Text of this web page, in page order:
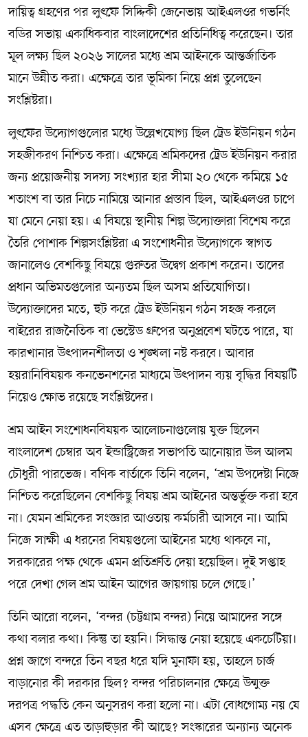
দায়িত্ব গ্রহণের পর লুৎফে সিদ্দিকী জেনেভায় আইএলওর গভর্নিং
বডির সভায় একাধিকবার বাংলাদেশের প্রতিনিধিত্ব করেছেন। তার
মূল লক্ষ্য ছিল ২০২৬ সালের মধ্যে শ্রম আইনকে আন্তর্জাতিক
মানে উন্নীত করা। এক্ষেত্রে তার ভূমিকা নিয়ে প্রশ্ন তুলেছেন
সংশ্লিষ্টরা।
লুৎফের উদ্যোগগুলোর মধ্যে উল্লেখযোগ্য ছিল ট্রেড ইউনিয়ন গঠন
সহজীকরণ নিশ্চিত করা। এক্ষেত্রে শ্রমিকদের ট্রেড ইউনিয়ন করার
জন্য প্রয়োজনীয় সদস্য সংখ্যার হার সীমা ২০ থেকে কমিয়ে ১৫
শতাংশ বা তার নিচে নামিয়ে আনার প্রস্তাব ছিল, আইএলওর চাপে
যা মেনে নেয়া হয়। এ বিষয়ে স্থানীয় শিল্প উদ্যোক্তারা বিশেষ করে
তৈরি পোশাক শিল্পসংশ্লিষ্টরা এ সংশোধনীর উদ্যোগকে স্বাগত
জানালেও বেশকিছু বিষয়ে গুরুতর উদ্বেগ প্রকাশ করেন। তাদের
প্রধান অভিমতগুলোর অন্যতম ছিল অসম প্রতিযোগিতা।
উদ্যোক্তাদের মতে, হুট করে ট্রেড ইউনিয়ন গঠন সহজ করলে
বাইরের রাজনৈতিক বা ভেস্টেড গ্রুপের অনুপ্রবেশ ঘটতে পারে, যা
কারখানার উৎপাদনশীলতা ও শৃঙ্খলা নষ্ট করবে। আবার
হয়রানিবিষয়ক কনভেনশনের মাধ্যমে উৎপাদন ব্যয় বৃদ্ধির বিষয়টি
নিয়েও ক্ষোভ রয়েছে সংশ্লিষ্টদের।
শ্রম আইন সংশোধনবিষয়ক আলোচনাগুলোয় যুক্ত ছিলেন
বাংলাদেশ চেম্বার অব ইন্ডাস্ট্রিজের সভাপতি আনোয়ার উল আলম
চৌধুরী পারভেজ। বণিক বার্তাকে তিনি বলেন, ‘শ্রম উপদেষ্টা নিজে
নিশ্চিত করেছিলেন বেশকিছু বিষয় শ্রম আইনের অন্তর্ভুক্ত করা হবে
না। যেমন শ্রমিকের সংজ্ঞার আওতায় কর্মচারী আসবে না। আমি
নিজে সাক্ষী এ ধরনের বিষয়গুলো আইনের মধ্যে থাকবে না,
সরকারের পক্ষ থেকে এমন প্রতিশ্রুতি দেয়া হয়েছিল। দুই সপ্তাহ
পরে দেখা গেল শ্রম আইন আগের জায়গায় চলে গেছে।’
তিনি আরো বলেন, ‘বন্দর (চট্টগ্রাম বন্দর) নিয়ে আমাদের সঙ্গে
কথা বলার কথা। কিন্তু তা হয়নি। সিদ্ধান্ত নেয়া হয়েছে একচেটিয়া।
প্রশ্ন জাগে বন্দরে তিন বছর ধরে যদি মুনাফা হয়, তাহলে চার্জ
বাড়ানোর কী দরকার ছিল? বন্দর পরিচালনার ক্ষেত্রে উন্মুক্ত
দরপত্র পদ্ধতি কেন অনুসরণ করা হলো না। এটা বোধগোম্য নয় যে
এসব ক্ষেত্রে এত তাড়াহুড়ার কী আছে? সংস্কারের অন্যান্য অনেক